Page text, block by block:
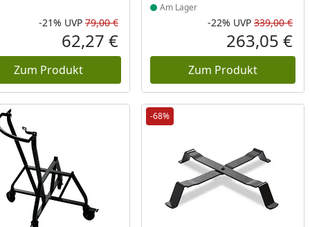
Rabatt in Prozent
-21%
Ursprünglicher Preis
UVP 79,00 €
Aktueller Preis
62,27 €
Zum Produkt
Am Lager
-22% UVP 339,00 €
263,05 €
Zum Produkt
-68%